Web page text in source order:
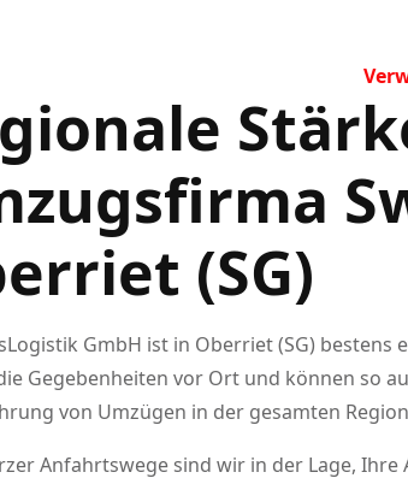
(SG)
GmbH ist in Oberriet (SG)
Gegebenheiten vor Ort und können so
von Umzügen in der gesamten
Anfahrtswege sind wir in der Lage,